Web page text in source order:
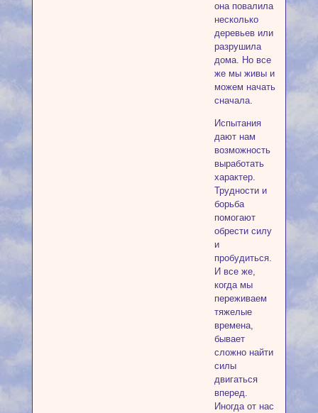
она повалила
несколько
деревьев или
разрушила
дома. Но все
же мы живы и
можем начать
сначала.
Испытания
дают нам
возможность
выработать
характер.
Трудности и
борьба
помогают
обрести силу
и
пробудиться.
И все же,
когда мы
переживаем
тяжелые
времена,
бывает
сложно найти
силы
двигаться
вперед.
Иногда от нас